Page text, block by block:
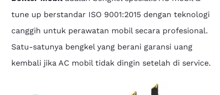
tune up berstandar ISO 9001:2015 dengan teknologi
canggih untuk perawatan mobil secara profesional.
Satu-satunya bengkel yang berani garansi uang
kembali jika AC mobil tidak dingin setelah di service.